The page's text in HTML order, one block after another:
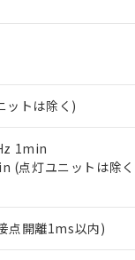
ットは除く)
1min
(点灯ユニットは除
点開離1ms以内)
証明するもので、
ル類４物質の対応
記載しておりまし
を完了しているこ